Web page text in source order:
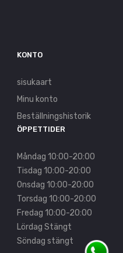
KONTO
sisukaart
Minu konto
Beställningshistorik
ÖPPETTIDER
Måndag 10:00-20:00
Tisdag 10:00-20:00
Onsdag 10:00-20:00
Torsdag 10:00-20:00
Fredag 10:00-20:00
Lördag Stängt
Söndag stängt